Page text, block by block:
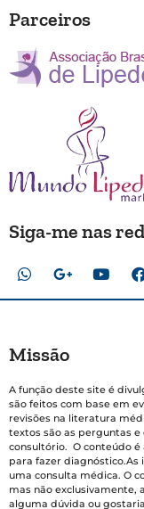
Parceiros
Siga-me nas
Missão
A função deste site é
são feitos com base em
revisões na literatura
textos são as perguntas
consultório. O conteúdo
para fazer
uma consulta médica. O
mas não exclusivamente,
alguma dúvida ou